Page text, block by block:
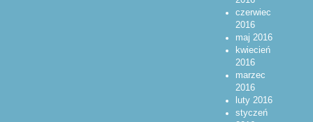
czerwiec
2016
maj 2016
kwiecień
2016
marzec
2016
luty 2016
styczeń